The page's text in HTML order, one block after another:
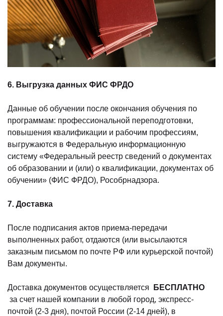
6. Выгрузка данных ФИС ФРДО
Данные об обучении после окончания обучения по
программам: профессиональной переподготовки,
повышения квалификации и рабочим профессиям,
выгружаются в Федеральную информационную
систему «Федеральный реестр сведений о документах
об образовании и (или) о квалификации, документах об
обучении» (ФИС ФРДО), Рособрнадзора.
7. Доставка
После подписания актов приема-передачи
выполненных работ, отдаются (или высылаются
заказным письмом по почте РФ или курьерской почтой)
Вам документы.
Доставка документов осуществляется
БЕСПЛАТНО
за счет нашей компании в любой город, экспресс-
почтой (2-3 дня), почтой России (2-14 дней), в